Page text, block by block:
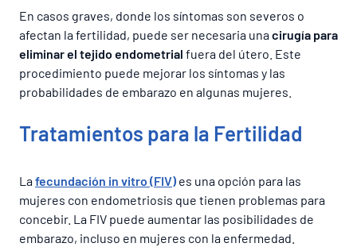
En casos graves, donde los síntomas son severos o
afectan la fertilidad, puede ser necesaria unacirugía para
eliminar el tejido endometrial fuera del útero. Este
procedimiento puede mejorar los síntomas y las
probabilidades de embarazo en algunas mujeres.
Tratamientos para la Fertilidad
Lafecundación in vitro (FIV) es una opción para las
mujeres con endometriosis que tienen problemas para
concebir. La FIV puede aumentar las posibilidades de
embarazo, incluso en mujeres con la enfermedad.